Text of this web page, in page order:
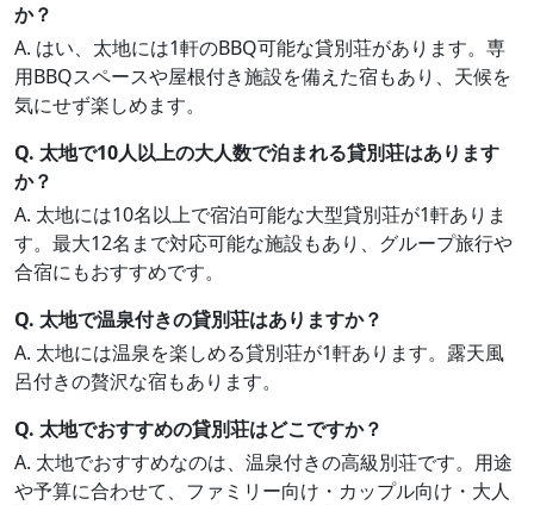
か？
A. はい、太地には1軒のBBQ可能な貸別荘があります。専
用BBQスペースや屋根付き施設を備えた宿もあり、天候を
気にせず楽しめます。
Q. 太地で10人以上の大人数で泊まれる貸別荘はあります
か？
A. 太地には10名以上で宿泊可能な大型貸別荘が1軒ありま
す。最大12名まで対応可能な施設もあり、グループ旅行や
合宿にもおすすめです。
Q. 太地で温泉付きの貸別荘はありますか？
A. 太地には温泉を楽しめる貸別荘が1軒あります。露天風
呂付きの贅沢な宿もあります。
Q. 太地でおすすめの貸別荘はどこですか？
A. 太地でおすすめなのは、温泉付きの高級別荘です。用途
や予算に合わせて、ファミリー向け・カップル向け・大人